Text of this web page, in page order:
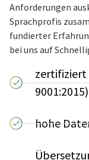
Anforderungen
Sprachprofis
fundierter
bei uns auf
zertifiziert
9001:2015)
hohe